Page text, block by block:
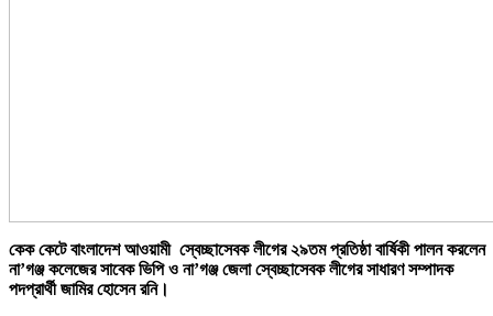
কেক কেটে বাংলাদেশ আওয়ামী স্বেচ্ছাসেবক লীগের ২৯তম প্রতিষ্ঠা বার্ষিকী পালন করলেন
না’গঞ্জ কলেজের সাবেক ভিপি ও না’গঞ্জ জেলা স্বেচ্ছাসেবক লীগের সাধারণ সম্পাদক
পদপ্রার্থী জামির হোসেন রনি।